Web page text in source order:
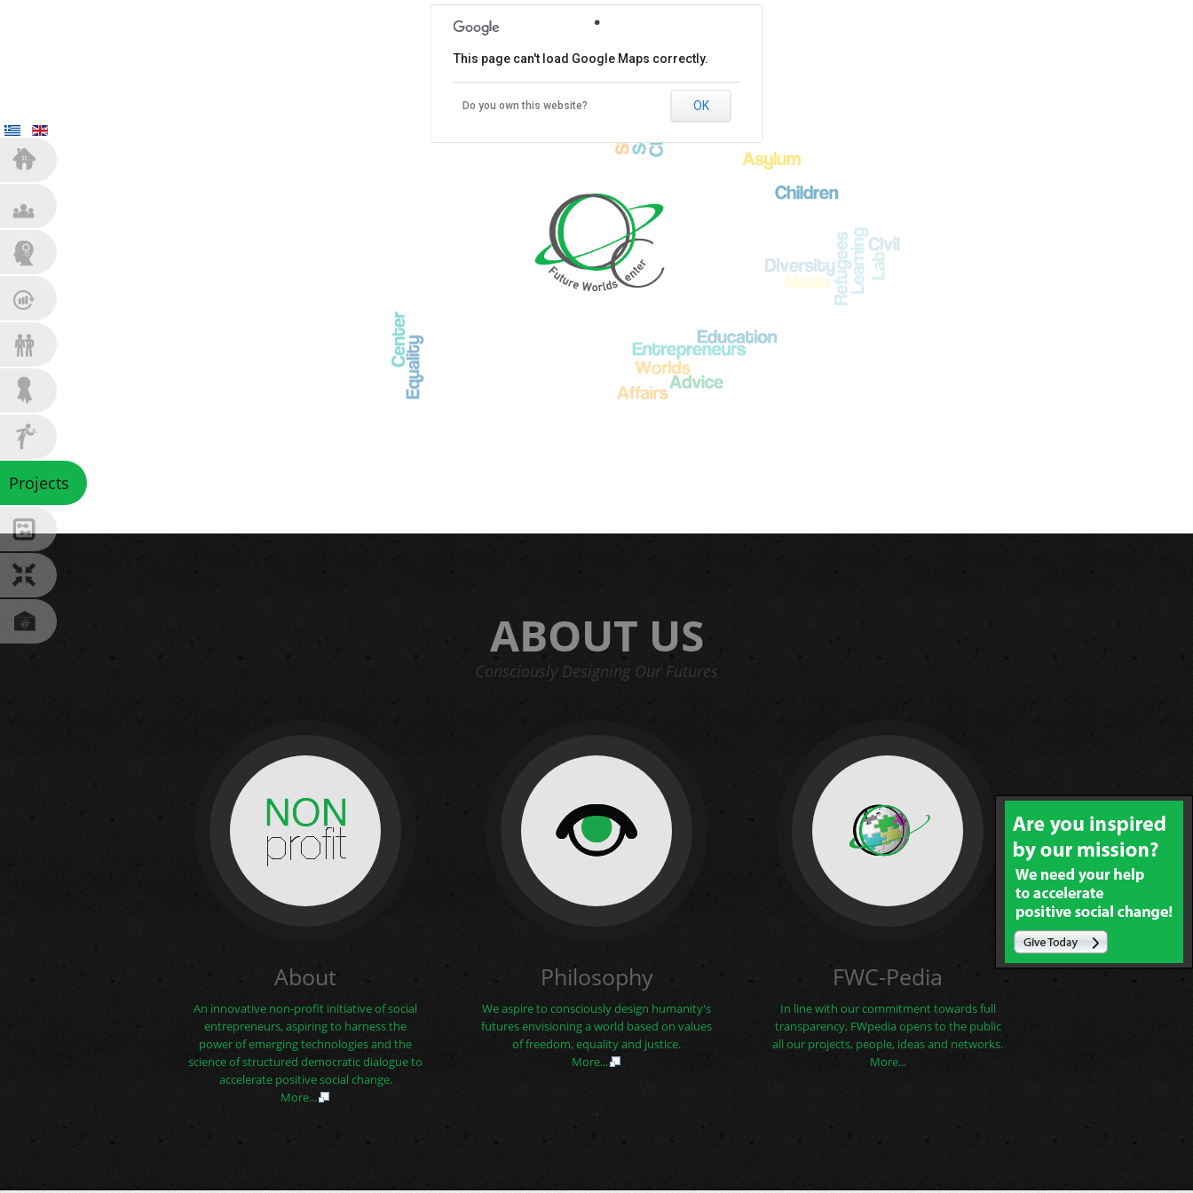
.
Projects
ABOUT US
Consciously Designing Our Futures
About
An innovative non-profit initiative of social
entrepreneurs, aspiring to harness the
power of emerging technologies and the
science of structured democratic dialogue to
accelerate positive social change.
More...
Philosophy
We aspire to consciously design humanity's
futures envisioning a world based on values
of freedom, equality and justice.
More...
FWC-Pedia
In line with our commitment towards full
transparency, FWpedia opens to the public
all our projects, people, ideas and networks.
More...
.
This page can't load Google Maps correctly.
Do you own this website? OK